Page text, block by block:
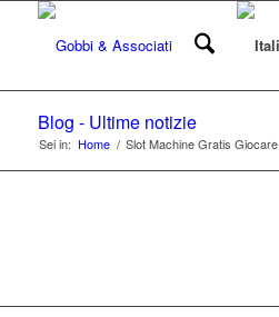
Blog - Ultime notizie
Sei in: Home / Slot Machine Gratis Giocare